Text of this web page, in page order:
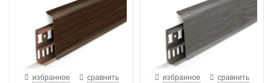
избранное сравнить избранное сравнить